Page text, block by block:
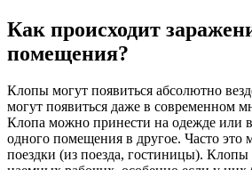
Как происходит
помещения?
Клопы могут появиться абсолютно
могут появиться даже в современном
Клопа можно принести на одежде или
одного помещения в другое. Часто это
поездки (из поезда, гостиницы). Клопы